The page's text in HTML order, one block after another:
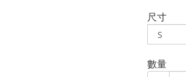
尺寸
數量